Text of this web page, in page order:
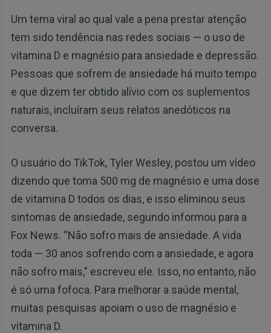
Um tema viral ao qual vale a pena prestar atenção
tem sido tendência nas redes sociais — o uso de
vitamina D e magnésio para ansiedade e depressão.
Pessoas que sofrem de ansiedade há muito tempo
e que dizem ter obtido alívio com os suplementos
naturais, incluíram seus relatos anedóticos na
conversa.
O usuário do TikTok, Tyler Wesley, postou um vídeo
dizendo que toma 500 mg de magnésio e uma dose
de vitamina D todos os dias, e isso eliminou seus
sintomas de ansiedade, segundo informou para a
Fox News. “Não sofro mais de ansiedade. A vida
toda — 30 anos sofrendo com a ansiedade, e agora
não sofro mais,” escreveu ele. Isso, no entanto, não
é só uma fofoca. Para melhorar a saúde mental,
muitas pesquisas apoiam o uso de magnésio e
vitamina D.